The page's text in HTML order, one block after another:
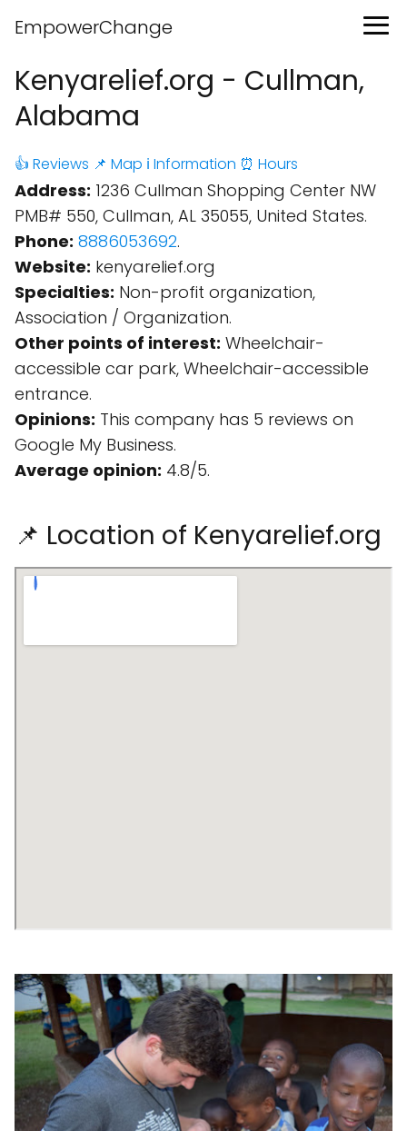
EmpowerChange
Kenyarelief.org - Cullman,
Alabama
👍 Reviews 📌 Map ℹ️ Information ⏰ Hours
Address: 1236 Cullman Shopping Center NW
PMB# 550, Cullman, AL 35055, United States.
Phone: 8886053692.
Website: kenyarelief.org
Specialties: Non-profit organization,
Association / Organization.
Other points of interest: Wheelchair-
accessible car park, Wheelchair-accessible
entrance.
Opinions: This company has 5 reviews on
Google My Business.
Average opinion: 4.8/5.
📌 Location of Kenyarelief.org